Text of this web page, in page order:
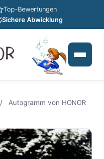
Top-Bewertungen
Sichere Abwicklung
/
Autogramm von HONOR